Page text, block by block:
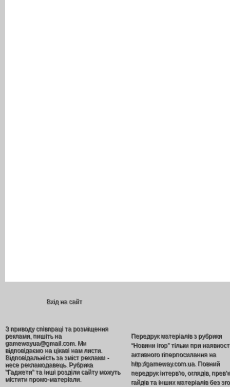
Вхід на сайт
З приводу співпраці та розміщення
реклами, пишіть на
gamewayua@gmail.com. Ми
відповідаємо на цікаві нам листи.
Відповідальність за зміст реклами -
несе рекламодавець. Рубрика
"Гаджети" та інші розділи сайту можуть
містити промо-матеріали.
Передрук матеріалів з рубрики
“Новини ігор” тільки при
активного гіперпосилання на
http://gameway.com.ua. Повний
передрук інтерв’ю, оглядів,
гайдів та інших матеріалів без